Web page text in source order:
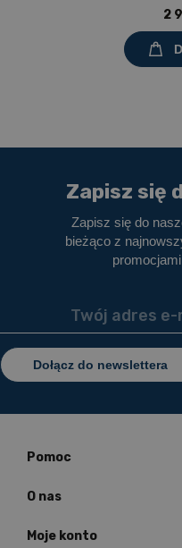
Prostokąt
2
Zapisz się
Zapisz się do
bieżąco z
Dołącz do newslettera
Pomoc
O nas
Moje konto